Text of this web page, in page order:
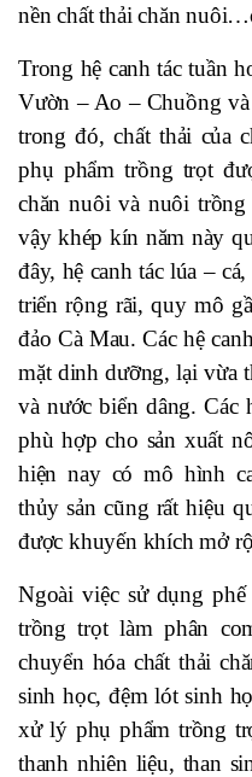
nền chất thải chăn
Trong hệ canh tác tuần
Vườn – Ao – Chuồng
trong đó, chất thải của
phụ phẩm trồng trọt
chăn nuôi và nuôi
vậy khép kín năm này
đây, hệ canh tác lúa –
triển rộng rãi, quy mô
đảo Cà Mau. Các hệ
mặt dinh dưỡng, lại vừa
và nước biển dâng. Các
phù hợp cho sản xuất
hiện nay có mô hình
thủy sản cũng rất hiệu
được khuyến khích mở
Ngoài việc sử dụng
trồng trọt làm phân
chuyển hóa chất thải
sinh học, đệm lót sinh
xử lý phụ phẩm trồng
thanh nhiên liệu, than